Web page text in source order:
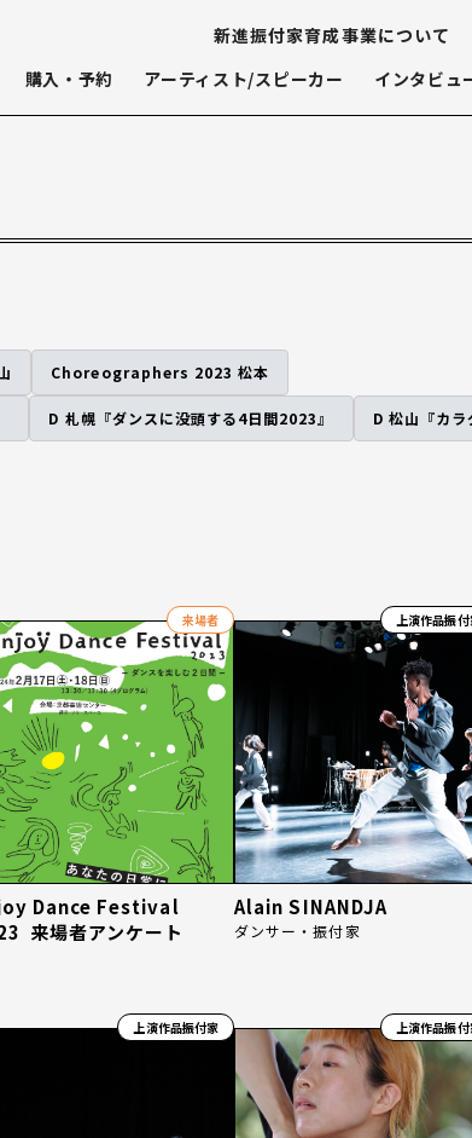
新進振付家育成事業について
購入・予約 アーティスト/スピーカー インタビュ
Choreographers 2023 松本
D 札幌『ダンスに没頭する4日間2023』 D 松山『カ
来場者
Dance Festival
来場者アンケート
上演作品振付
Alain SINANDJA
ダンサー・振付家
上演作品振付家 上演作品振付